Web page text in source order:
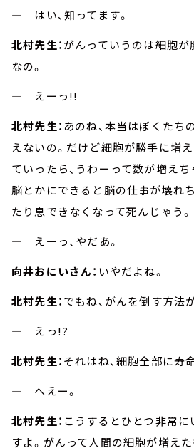
― はい、知ってます。
北村先生：がんっていうのは細胞
なの。
― えーっ!!
北村先生： あのね、本当はぼくたち
えないの。だけど細胞が勝手に増
ていったら、うわーって数が増え
脳とかにできると脳の仕事が壊れ
たり息できなくなって死んじゃう。
― えーっ、やだあ。
向井おにいさん： いやだよね。
北村先生：でもね、がんを倒す方法
― えっ!?
北村先生：それはね、細胞全部に寿
― へえー。
北村先生： こうするとひとつ非常
すよ。がんって人間の細胞が増え